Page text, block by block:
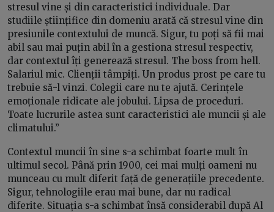
stresul vine și din caracteristici individuale. Dar
studiile științifice din domeniu arată că stresul vine din
presiunile contextului de muncă. Sigur, tu poți să fii mai
abil sau mai puțin abil în a gestiona stresul respectiv,
dar contextul îți generează stresul. The boss from hell.
Salariul mic. Clienții tâmpiți. Un produs prost pe care tu
trebuie să-l vinzi. Colegii care nu te ajută. Cerințele
emoționale ridicate ale jobului. Lipsa de proceduri.
Toate lucrurile astea sunt caracteristici ale muncii și ale
climatului.”
Contextul muncii în sine s-a schimbat foarte mult în
ultimul secol. Până prin 1900, cei mai mulți oameni nu
munceau cu mult diferit față de generațiile precedente.
Sigur, tehnologiile erau mai bune, dar nu radical
diferite. Situația s-a schimbat însă considerabil după Al